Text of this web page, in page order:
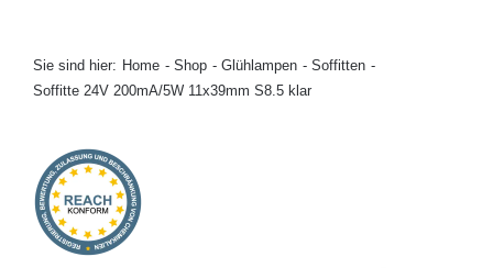
Kontakt
Sie sind hier: Home Shop Glühlampen
Soffitten
Soffitte 24V 200mA/5W 11x39mm S8.5 klar